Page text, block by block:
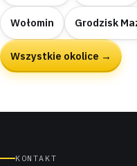
Wołomin Grodzisk
Wszystkie okolice →
KONTAKT